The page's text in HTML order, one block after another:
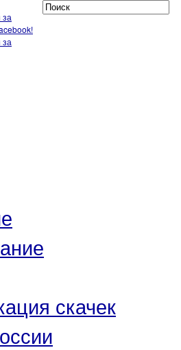
скачек